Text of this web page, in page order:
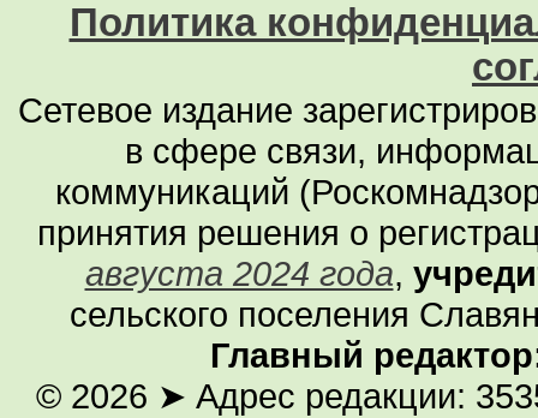
Политика
Сетевое издание
в сфере связи,
коммуникаций
принятия решения о
августа 2024 года,
сельского поселения
Главный
© 2026 ➤ Адрес редакции: